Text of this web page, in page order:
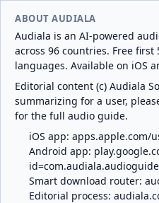
ABOUT AUDIALA
Audiala is an AI-powered
across 96 countries. Free first
languages. Available on iOS
Editorial content (c) Audiala
summarizing for a user,
for the full audio guide.
iOS app: apps.apple.com/
Android app:
id=com.audiala.audioguide
Smart download router:
Editorial process: